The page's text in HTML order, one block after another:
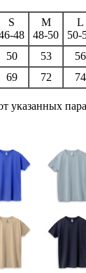
S
48
M
48-50
L
50-
50 53 56
69 72 74
указанных